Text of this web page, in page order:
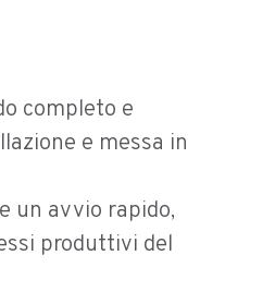
completo e
e messa in
un avvio rapido,
produttivi del